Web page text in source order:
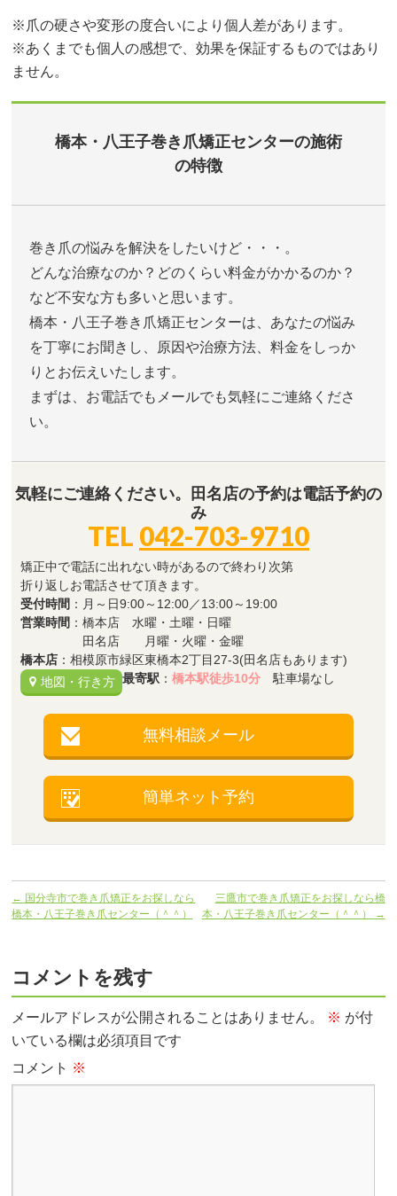
※爪の硬さや変形の度合いにより個人差があります。
※あくまでも個人の感想で、効果を保証するものではあり
ません。
橋本・八王子巻き爪矯正センターの施術
の特徴
巻き爪の悩みを解決をしたいけど・・・。
どんな治療なのか？どのくらい料金がかかるのか？
など不安な方も多いと思います。
橋本・八王子巻き爪矯正センターは、あなたの悩み
を丁寧にお聞きし、原因や治療方法、料金をしっか
りとお伝えいたします。
まずは、お電話でもメールでも気軽にご連絡くださ
い。
気軽にご連絡ください。田名店の予約は電話予約の
み
TEL 042-703-9710
矯正中で電話に出れない時があるので終わり次第
折り返しお電話させて頂きます。
受付時間 ：月～日9:00～12:00／13:00～19:00
営業時間 ：橋本店 水曜・土曜・日曜
田名店 月曜・火曜・金曜
橋本店 ：相模原市緑区東橋本2丁目27-3(田名店もあります)
最寄駅 ：橋本駅徒歩10分 駐車場なし
地図・行き方
無料相談メール
簡単ネット予約
← 国分寺市で巻き爪矯正をお探しなら
橋本・八王子巻き爪センター（＾＾）
三鷹市で巻き爪矯正をお探しなら橋
本・八王子巻き爪センター（＾＾）
→
コメントを残す
メールアドレスが公開されることはありません。 ※ が付
いている欄は必須項目です
コメント ※